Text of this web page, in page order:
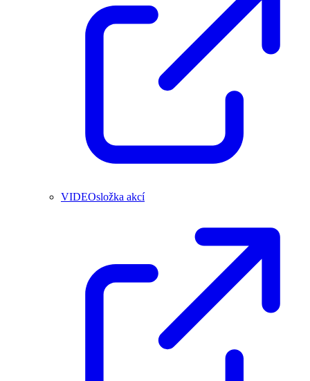
VIDEOsložka akcí